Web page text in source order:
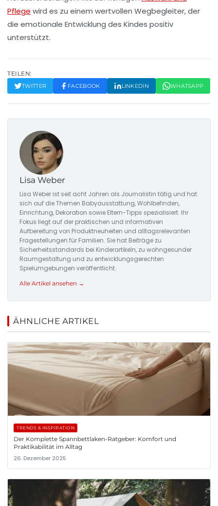
Pflege wird es zu einem wertvollen Wegbegleiter, der
die emotionale Entwicklung des Kindes positiv
unterstützt.
TEILEN:
TWITTER FACEBOOK LINKEDIN WHATSAPP
Lisa Weber
Lisa Weber ist seit acht Jahren als Journalistin tätig und hat
sich auf die Themen Babyausstattung, Wohlbefinden,
Einrichtung, Dekoration sowie Eltern-Tipps spezialisiert. Ihr
Fokus liegt auf der praktischen und informativen
Aufbereitung von Produktneuheiten und alltagsrelevanten
Fragestellungen für Familien. Sie hat Beiträge zu
Sicherheitsstandards bei Kinderartikeln, zu wohngesunder
Raumgestaltung und zu entwicklungsgerechten
Spielumgebungen veröffentlicht.
Alle Artikel ansehen →
ÄHNLICHE ARTIKEL
TRENDS & INSPIRATION
Der Komplette Spannbettlaken-Ratgeber: Komfort und
Praktikabilität im Alltag
26. Dezember 2025